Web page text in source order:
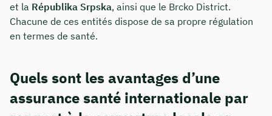
et la Républika Srpska, ainsi que le Brcko District.
Chacune de ces entités dispose de sa propre régulation
en termes de santé.
Quels sont les avantages d’une
assurance santé internationale par